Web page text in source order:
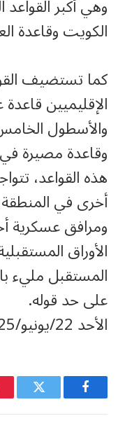
وهي أكبر
الكويت وقاعدة
كما تستضيف
الإقليميين
والأسطول
وقاعدة مصيرة
هذه القواعد،
أخرى في
ومرافق عسكرية
الأوراق
المستقبل مليء
على حد قوله.
الأحد 22/يونيو/2025
فيسبوك تويتر